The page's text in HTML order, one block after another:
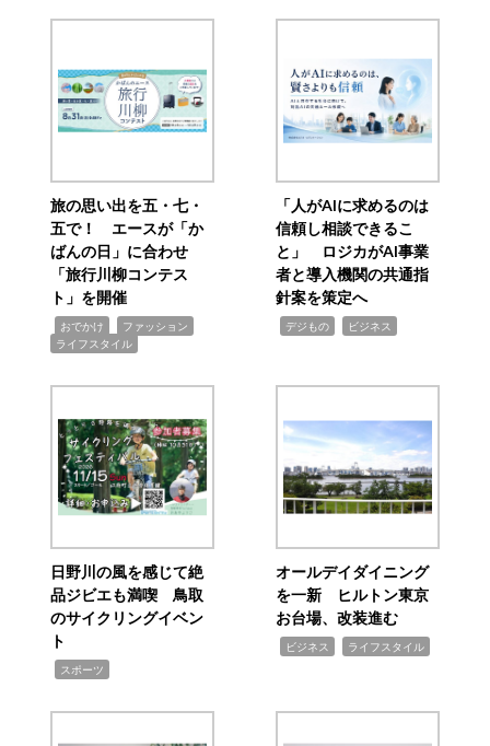
旅の思い出を五・七・
五で！ エースが「か
ばんの日」に合わせ
「旅行川柳コンテス
ト」を開催
おでかけ ファッション
ライフスタイル
「人がAIに求めるのは
信頼し相談できるこ
と」 ロジカがAI事業
者と導入機関の共通指
針案を策定へ
デジもの ビジネス
日野川の風を感じて絶
品ジビエも満喫 鳥取
のサイクリングイベン
ト
スポーツ
オールデイダイニング
を一新 ヒルトン東京
お台場、改装進む
ビジネス ライフスタイル